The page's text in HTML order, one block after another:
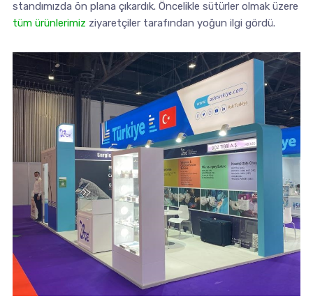
standımızda ön plana çıkardık. Öncelikle sütürler olmak üzere
tüm ürünlerimiz ziyaretçiler tarafından yoğun ilgi gördü.